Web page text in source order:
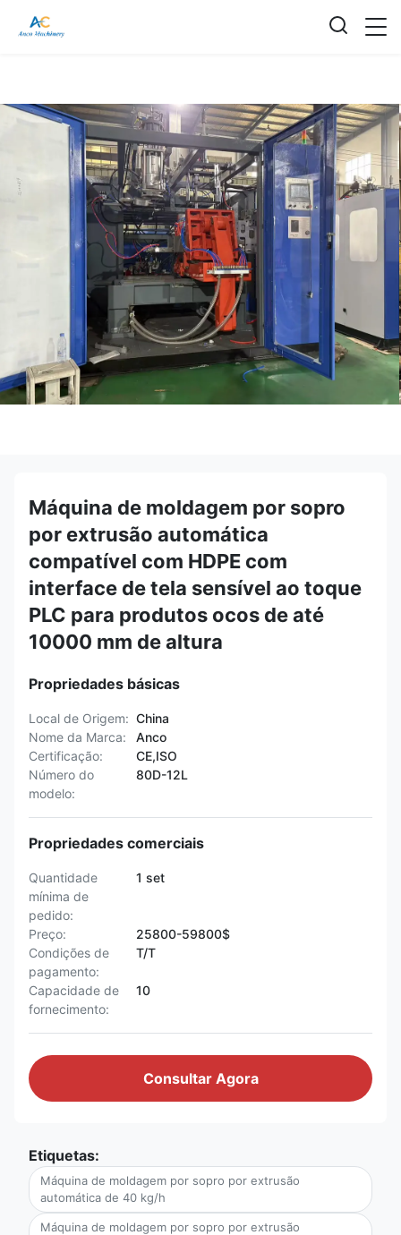
Máquina de moldagem por sopro
por extrusão automática
compatível com HDPE com
interface de tela sensível ao toque
PLC para produtos ocos de até
10000 mm de altura
Propriedades básicas
Local de Origem: China
Nome da Marca:
Anco
Certificação:
CE,ISO
Número do
modelo:
80D-12L
Propriedades comerciais
Quantidade
mínima de
pedido:
1 set
Preço:
25800-59800$
Condições de
pagamento:
T/T
Capacidade de
fornecimento:
10
Consultar Agora
Etiquetas:
Máquina de moldagem por sopro por extrusão
automática de 40 kg/h
Máquina de moldagem por sopro por extrusão